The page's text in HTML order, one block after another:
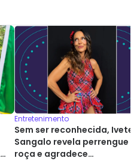
Entretenimento
Sem ser reconhecida, Ivete
Sangalo revela perrengue
roça e agradece